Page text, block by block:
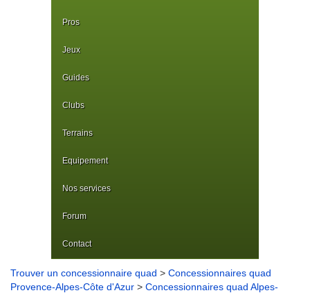
Pros
Jeux
Guides
Clubs
Terrains
Equipement
Nos services
Forum
Contact
Trouver un concessionnaire quad > Concessionnaires quad
Provence-Alpes-Côte d'Azur > Concessionnaires quad Alpes-